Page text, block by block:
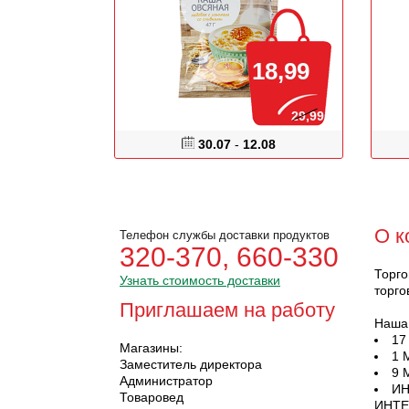
30.07 - 12.08
18,99
29,99
О
Наша
1
9
Телефон службы доставки продуктов
320-370, 660-330
Узнать стоимость доставки
Приглашаем на работу
Магазины:
Заместитель директора
Администратор
Товаровед